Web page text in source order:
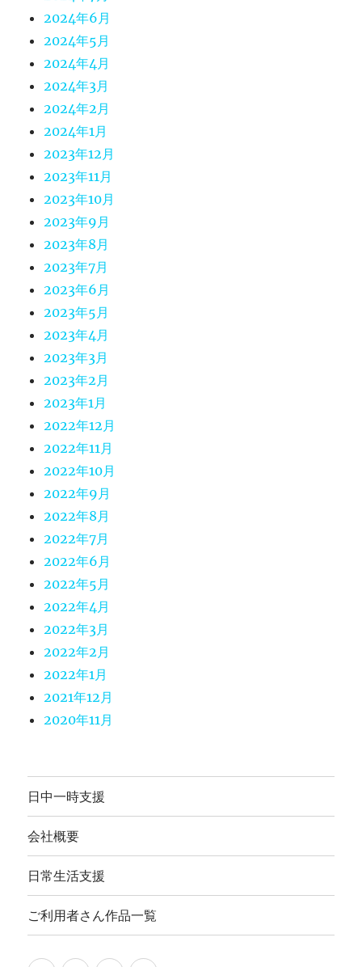
2024年6月
2024年5月
2024年4月
2024年3月
2024年2月
2024年1月
2023年12月
2023年11月
2023年10月
2023年9月
2023年8月
2023年7月
2023年6月
2023年5月
2023年4月
2023年3月
2023年2月
2023年1月
2022年12月
2022年11月
2022年10月
2022年9月
2022年8月
2022年7月
2022年6月
2022年5月
2022年4月
2022年3月
2022年2月
2022年1月
2021年12月
2020年11月
日中一時支援
会社概要
日常生活支援
ご利用者さん作品一覧